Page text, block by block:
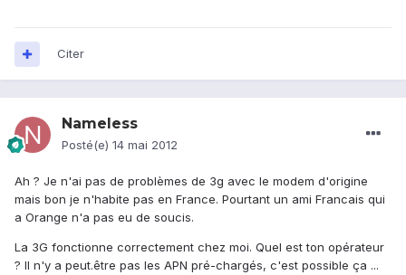
Citer
Nameless
Posté(e) 14 mai 2012
Ah ? Je n'ai pas de problèmes de 3g avec le modem d'origine
mais bon je n'habite pas en France. Pourtant un ami Francais qui
a Orange n'a pas eu de soucis.
La 3G fonctionne correctement chez moi. Quel est ton opérateur
? Il n'y a peut.être pas les APN pré-chargés, c'est possible ça ...